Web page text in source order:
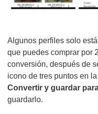
Algunos perfiles solo
que puedes comprar por
conversión, después de
icono de tres puntos en
Convertir y guardar
guardarlo.